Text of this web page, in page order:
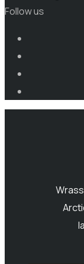
Follow us